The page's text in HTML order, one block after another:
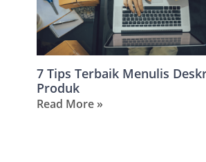
7 Tips Terbaik Menulis
Produk
Read More »